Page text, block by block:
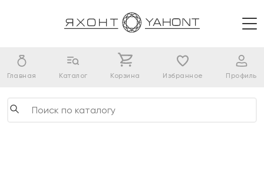
Главная Каталог Корзина Избранное Профиль